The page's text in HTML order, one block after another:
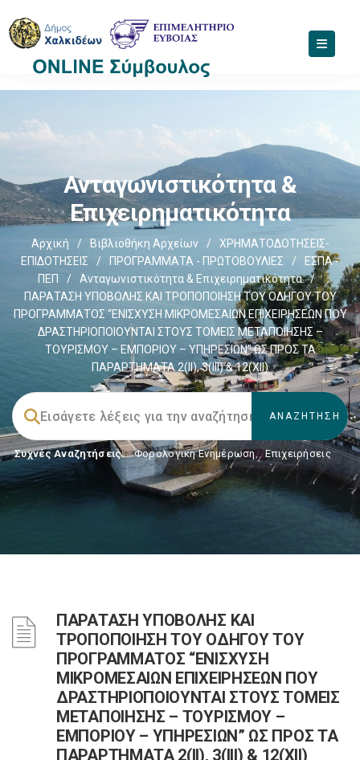
Ανταγωνιστικότητα &
Επιχειρηματικότητα
Αρχική / Βιβλιοθήκη Αρχείων /
ΧΡΗΜΑΤΟΔΟΤΗΣΕΙΣ-
ΕΠΙΔΟΤΗΣΕΙΣ
/ ΠΡΟΓΡΑΜΜΑΤΑ - ΠΡΩΤΟΒΟΥΛΙΕΣ /
ΕΣΠΑ -
ΠΕΠ
/ Ανταγωνιστικότητα & Επιχειρηματικότητα
/
ΠΑΡΑΤΑΣΗ ΥΠΟΒΟΛΗΣ ΚΑΙ ΤΡΟΠΟΠΟΙΗΣΗ ΤΟΥ ΟΔΗΓΟΥ ΤΟΥ
ΠΡΟΓΡΑΜΜΑΤΟΣ “ΕΝΙΣΧΥΣΗ ΜΙΚΡΟΜΕΣΑΙΩΝ ΕΠΙΧΕΙΡΗΣΕΩΝ ΠΟΥ
ΔΡΑΣΤΗΡΙΟΠΟΙΟΥΝΤΑΙ ΣΤΟΥΣ ΤΟΜΕΙΣ ΜΕΤΑΠΟΙΗΣΗΣ –
ΤΟΥΡΙΣΜΟΥ – ΕΜΠΟΡΙΟΥ – ΥΠΗΡΕΣΙΩΝ” ΩΣ ΠΡΟΣ ΤΑ
ΠΑΡΑΡΤΗΜΑΤΑ 2(ΙΙ), 3(ΙΙΙ) & 12(ΧΙΙ)
Συχνές Αναζητήσεις: Φορολογικη Ενημέρωση, Επιχειρήσεις
ΠΑΡΑΤΑΣΗ ΥΠΟΒΟΛΗΣ ΚΑΙ
ΤΡΟΠΟΠΟΙΗΣΗ ΤΟΥ ΟΔΗΓΟΥ ΤΟΥ
ΠΡΟΓΡΑΜΜΑΤΟΣ “ΕΝΙΣΧΥΣΗ
ΜΙΚΡΟΜΕΣΑΙΩΝ ΕΠΙΧΕΙΡΗΣΕΩΝ ΠΟΥ
ΔΡΑΣΤΗΡΙΟΠΟΙΟΥΝΤΑΙ ΣΤΟΥΣ ΤΟΜΕΙΣ
ΜΕΤΑΠΟΙΗΣΗΣ – ΤΟΥΡΙΣΜΟΥ –
ΕΜΠΟΡΙΟΥ – ΥΠΗΡΕΣΙΩΝ” ΩΣ ΠΡΟΣ ΤΑ
ΠΑΡΑΡΤΗΜΑΤΑ 2(ΙΙ), 3(ΙΙΙ) & 12(ΧΙΙ)